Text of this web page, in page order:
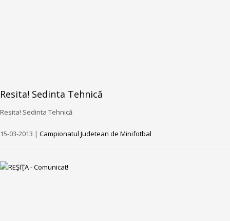
Resita! Sedinta Tehnică
Resita! Sedinta Tehnică
15-03-2013 | Campionatul Judetean de Minifotbal